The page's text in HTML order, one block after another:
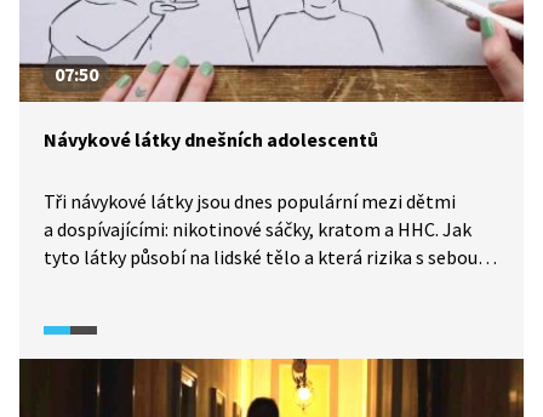
07:50
Návykové látky dnešních adolescentů
Tři návykové látky jsou dnes populární mezi dětmi
a dospívajícími: nikotinové sáčky, kratom a HHC. Jak
tyto látky působí na lidské tělo a která rizika s sebou
nových návykových látek se věnuje pořad What
The Fact (2025).